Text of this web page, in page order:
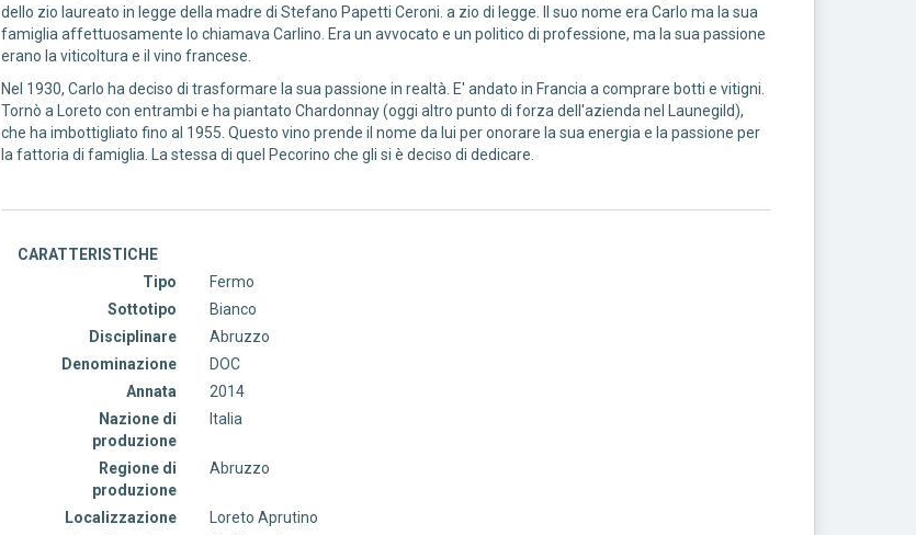
dello zio laureato in legge della madre di Stefano Papetti Ceroni. a zio di legge. Il suo nome era Carlo ma la sua
famiglia affettuosamente lo chiamava Carlino. Era un avvocato e un politico di professione, ma la sua passione
erano la viticoltura e il vino francese.
Nel 1930, Carlo ha deciso di trasformare la sua passione in realtà. E' andato in Francia a comprare botti e vitigni.
Tornò a Loreto con entrambi e ha piantato Chardonnay (oggi altro punto di forza dell'azienda nel Launegild),
che ha imbottigliato fino al 1955. Questo vino prende il nome da lui per onorare la sua energia e la passione per
la fattoria di famiglia. La stessa di quel Pecorino che gli si è deciso di dedicare.
CARATTERISTICHE
Tipo
Fermo
Sottotipo
Bianco
Disciplinare
Abruzzo
Denominazione
DOC
Annata
2014
Nazione di
produzione
Italia
Regione di
produzione
Abruzzo
Localizzazione
Loreto Aprutino